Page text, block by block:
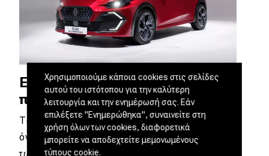
Επίσημο: Nέο κι ακόμα πιο
προηγμένο Renault Clio [video]
Το Renault Clio δεν χρειάζεται συστάσεις. Το
όνομά του έχει ταυτιστεί με την κατηγορία
Χρησιμοποιούμε κάποια cookies στις σελίδες
αυτού του ιστότοπου για την καλύτερη
λειτουργία και την ενημέρωσή σας. Εάν
επιλέξετε "Ενημερώθηκα", συναινείτε στη
χρήση όλων των cookies, διαφορετικά
μπορείτε να αποδεχτείτε μεμονωμένους
τύπους cookie.